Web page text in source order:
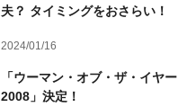
夫？ タイミングをおさらい！
2024/01/16
「ウーマン・オブ・ザ・イヤー
2008」決定！